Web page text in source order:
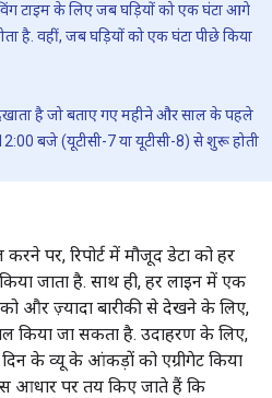
टाइम के लिए जब घड़ियों को एक घंटा आगे
है. वहीं, जब घड़ियों को एक घंटा पीछे किया
है जो बताए गए महीने और साल के पहले
बजे (यूटीसी-7 या यूटीसी-8) से शुरू होती
पर, रिपोर्ट में मौजूद डेटा को हर
जाता है. साथ ही, हर लाइन में एक
को और ज़्यादा बारीकी से देखने के लिए,
किया जा सकता है. उदाहरण के लिए,
दिन के व्यू के आंकड़ों को एग्रीगेट किया
आधार पर तय किए जाते हैं कि